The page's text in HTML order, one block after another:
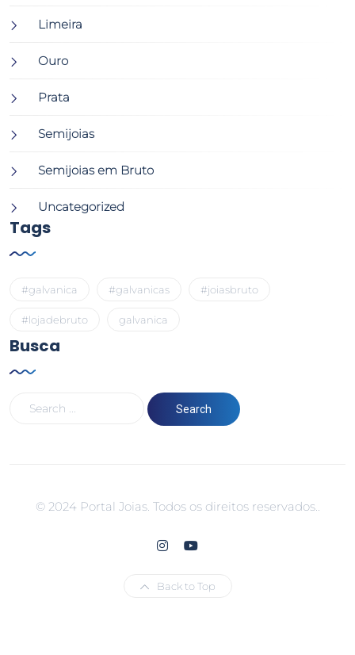
Limeira
Ouro
Prata
Semijoias
Semijoias em Bruto
Uncategorized
Tags
#galvanica #galvanicas #joiasbruto
#lojadebruto galvanica
Busca
© 2024 Portal Joias. Todos os direitos reservados..
Back to Top